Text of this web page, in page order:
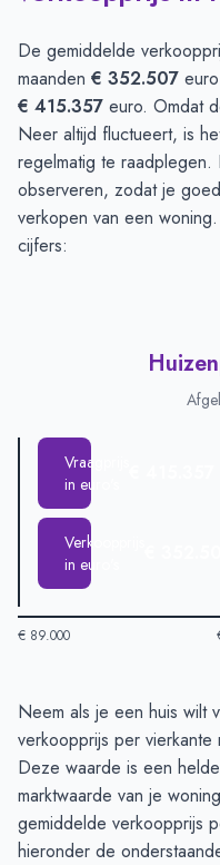
De gemiddelde
maanden € 352.507
€ 415.357 euro. Omdat
Neer altijd fluctueert, is
regelmatig te
observeren, zodat je
verkopen van een
cijfers:
Vraagprijs
in euro's
Verkoopprijs
in euro's
€ 89.000
Huizenprijzen in Neer -
Type
Vraagprijs in euro's
Verkoopprijs in euro's
Neem als je een huis wilt
verkoopprijs per
Deze waarde is een
marktwaarde van je
gemiddelde verkoopprijs
hieronder de